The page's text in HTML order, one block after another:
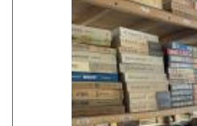
800円
800円
800円